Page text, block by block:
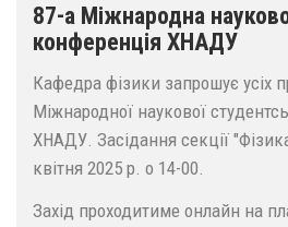
87-а Міжнародна
конференція ХНАДУ
Кафедра фізики запрошує усіх
Міжнародної наукової
ХНАДУ. Засідання секції
квітня 2025 р. о 14-00.
Захід проходитиме онлайн на